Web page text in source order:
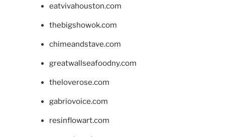
eatvivahouston.com
thebigshowok.com
chimeandstave.com
greatwallseafoodny.com
theloverose.com
gabriovoice.com
resinflowart.com